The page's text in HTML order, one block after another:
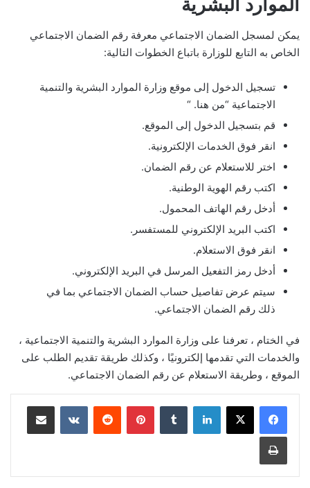
يمكن لمسجل الضمان الاجتماعي معرفة رقم الضمان الاجتماعي
الخاص به التابع للوزارة باتباع الخطوات التالية:
تسجيل الدخول إلى موقع وزارة الموارد البشرية والتنمية
الاجتماعية “من هنا. “
قم بتسجيل الدخول إلى الموقع.
انقر فوق الخدمات الإلكترونية.
اختر للاستعلام عن رقم الضمان.
اكتب رقم الهوية الوطنية.
أدخل رقم الهاتف المحمول.
اكتب البريد الإلكتروني للمستفسر.
انقر فوق الاستعلام.
أدخل رمز التفعيل المرسل في البريد الإلكتروني.
سيتم عرض تفاصيل حساب الضمان الاجتماعي بما في
ذلك رقم الضمان الاجتماعي.
في الختام ، تعرفنا على وزارة الموارد البشرية والتنمية الاجتماعية ،
والخدمات التي تقدمها إلكترونيًا ، وكذلك طريقة تقديم الطلب على
الموقع ، وطريقة الاستعلام عن رقم الضمان الاجتماعي.
لينكدإن بينتيريست مشاركة عبر البريد
طباعة